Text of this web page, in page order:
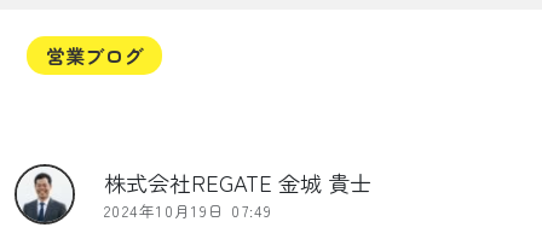
営業ブログ
株式会社REGATE 金城 貴士
2024年10月19日 07:49